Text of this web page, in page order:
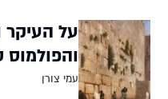
לבחור
על העיקר
והפולמוס
עמי צורן